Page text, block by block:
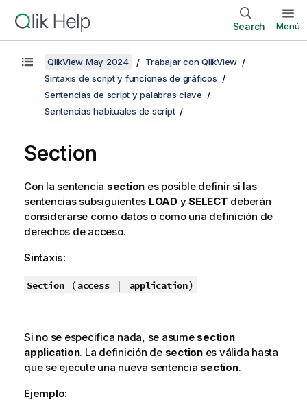
Search Menú
QlikView May 2024
Trabajar con QlikView
Sintaxis de script y funciones de gráficos
Sentencias de script y palabras clave
Sentencias habituales de script
Section
Con la sentencia section es posible definir si las
sentencias subsiguientes LOADySELECT deberán
considerarse como datos o como una definición de
derechos de acceso.
Sintaxis:
Section(access| application)
Si no se especifica nada, se asume section
application. La definición de sectiones válida hasta
que se ejecute una nueva sentencia section.
Ejemplo: